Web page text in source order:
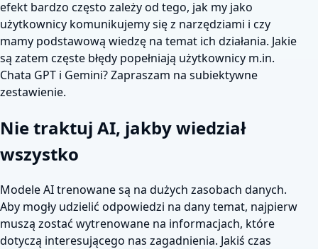
efekt bardzo często zależy od tego, jak my jako
użytkownicy komunikujemy się z narzędziami i czy
mamy podstawową wiedzę na temat ich działania. Jakie
są zatem częste błędy popełniają użytkownicy m.in.
Chata GPT i Gemini? Zapraszam na subiektywne
zestawienie.
Nie traktuj AI, jakby wiedział
wszystko
Modele AI trenowane są na dużych zasobach danych.
Aby mogły udzielić odpowiedzi na dany temat, najpierw
muszą zostać wytrenowane na informacjach, które
dotyczą interesującego nas zagadnienia. Jakiś czas